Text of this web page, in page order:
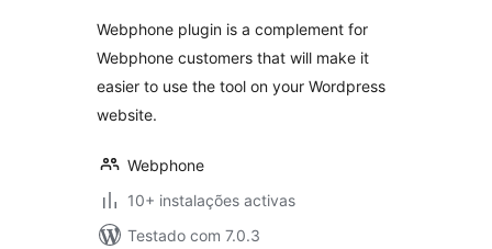
Webphone plugin is a complement for
Webphone customers that will make it
easier to use the tool on your Wordpress
website.
Webphone
10+ instalações activas
Testado com 7.0.3